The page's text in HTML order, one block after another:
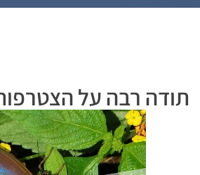
תודה רבה על